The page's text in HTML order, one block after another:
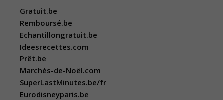
Gratuit.be
Remboursé.be
Echantillongratuit.be
Ideesrecettes.com
Prêt.be
Marchés-de-Noël.com
SuperLastMinutes.be/fr
Eurodisneyparis.be